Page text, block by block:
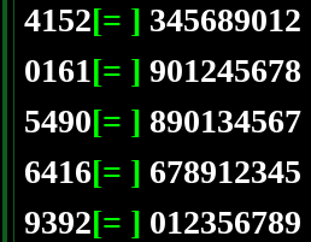
4152[= ] 345689012
0161[= ] 901245678
5490[= ] 890134567
6416[= ] 678912345
9392[= ] 012356789